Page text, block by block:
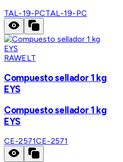
TAL-19-PCTAL-19-PC
RAWELT
Compuesto sellador 1 kg
EYS
Compuesto sellador 1 kg
EYS
CE-2571CE-2571